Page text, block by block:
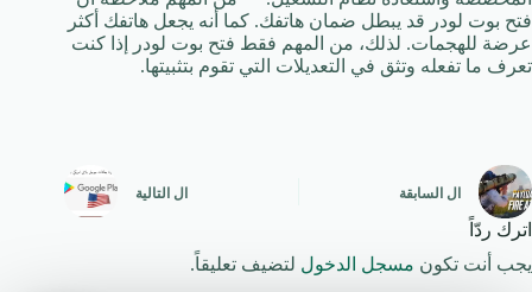
فتح بوت لودر قد يبطل ضمان هاتفك. كما أنه يجعل هاتفك أكثر
عرضة للهجمات. لذلك، من المهم فقط فتح بوت لودر إذا كنت
تعرف ما تفعله وتثق في التعديلات التي تقوم بتثبيتها.
ال السابقة ال التالية
اترك ردّاً
يجب أنت تكون مسجل الدخول لتضيف تعليقاً.